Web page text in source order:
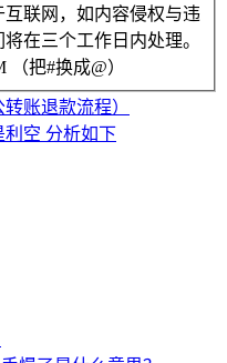
联网，如内容侵权与违
在三个工作日内处理。
（把#换成@）
账退款流程）
空 分析如下